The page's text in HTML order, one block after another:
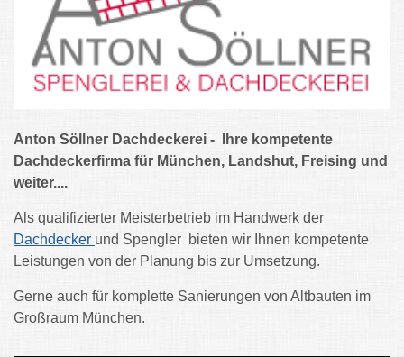
Anton Söllner Dachdeckerei - Ihre kompetente
Dachdeckerfirma für München, Landshut, Freising und
weiter....
Als qualifizierter Meisterbetrieb im Handwerk der
Dachdecker und Spengler bieten wir Ihnen kompetente
Leistungen von der Planung bis zur Umsetzung.
Gerne auch für komplette Sanierungen von Altbauten im
Großraum München.